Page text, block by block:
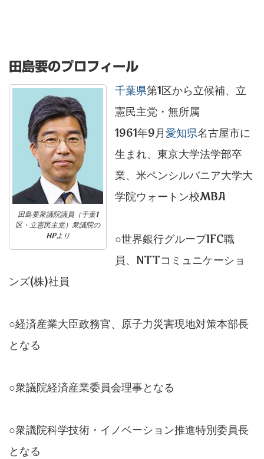
田島要のプロフィール
田島要衆議院議員（千葉1
区・立憲民主党）衆議院の
HPより
千葉県第1区から立候補、立
憲民主党・無所属
1961年9月愛知県名古屋市に
生まれ、東京大学法学部卒
業、米ペンシルバニア大学大
学院ウォートン校MBA
○世界銀行グループIFC職
員、NTTコミュニケーショ
ンズ(株)社員
○経済産業大臣政務官、原子力災害現地対策本部長
となる
○衆議院経済産業委員会理事となる
○衆議院科学技術・イノベーション推進特別委員長
となる